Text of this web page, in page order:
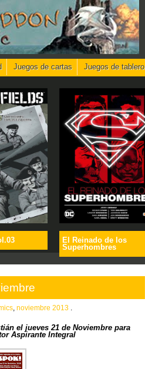
Juegos de cartas Juegos de tablero
El Reinado de los
Superhombres
noviembre 2013
el jueves 21 de Noviembre para
Aspirante Integral